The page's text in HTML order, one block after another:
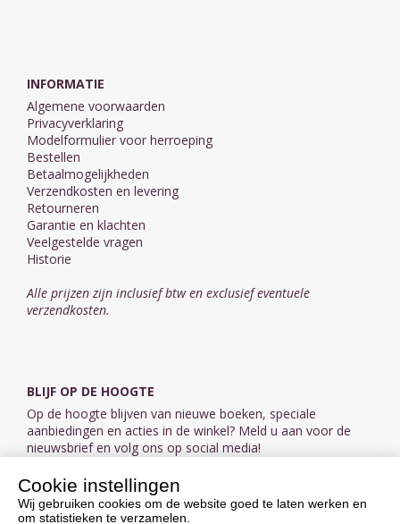
INFORMATIE
Algemene voorwaarden
Privacyverklaring
Modelformulier voor herroeping
Bestellen
Betaalmogelijkheden
Verzendkosten en levering
Retourneren
Garantie en klachten
Veelgestelde vragen
Historie
Alle prijzen zijn inclusief btw en exclusief eventuele
verzendkosten.
BLIJF OP DE HOOGTE
Op de hoogte blijven van nieuwe boeken, speciale
aanbiedingen en acties in de winkel? Meld u aan voor de
nieuwsbrief en volg ons op social media!
Aanmelden nieuwsbrief
Cookie instellingen
Wij gebruiken cookies om de website goed te laten werken en
om statistieken te verzamelen.